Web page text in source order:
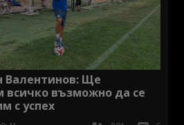
Валентинов: Ще
всичко възможно да се
с успех